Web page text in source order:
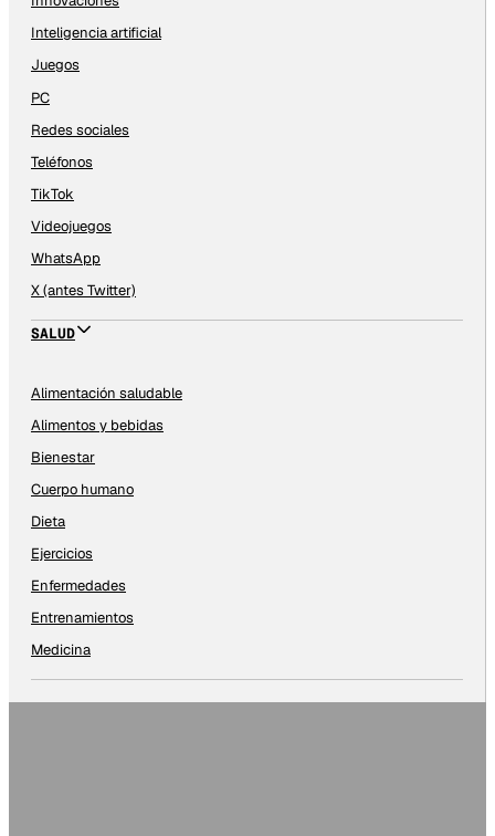
Inteligencia artificial
Juegos
PC
Redes sociales
Teléfonos
TikTok
Videojuegos
WhatsApp
X (antes Twitter)
SALUD
Alimentación saludable
Alimentos y bebidas
Bienestar
Cuerpo humano
Dieta
Ejercicios
Enfermedades
Entrenamientos
Medicina